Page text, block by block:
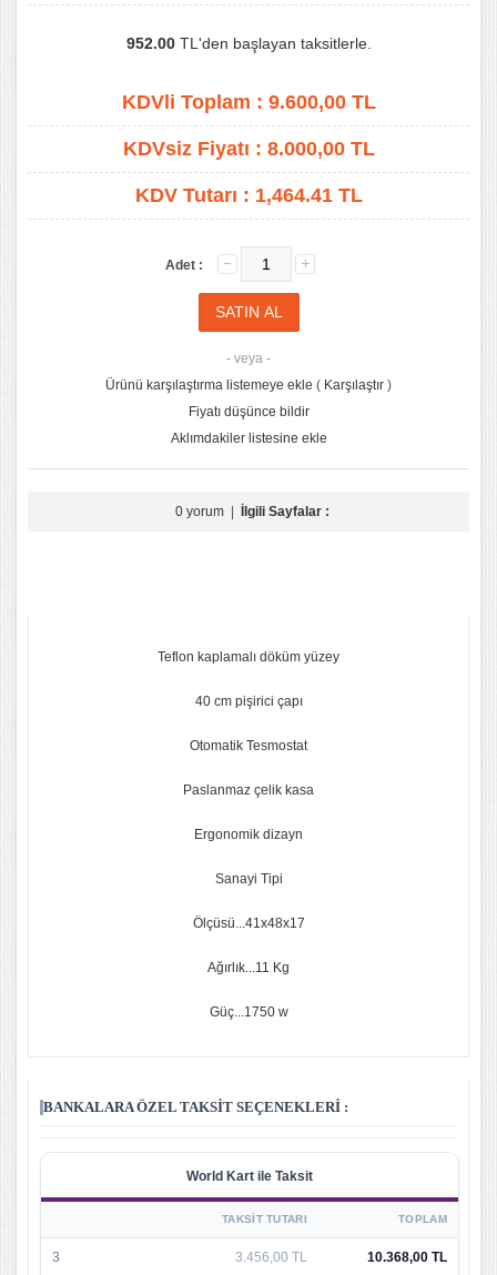
952.00TL'den başlayan taksitlerle.
KDVli Toplam : 9.600,00TL
KDVsiz Fiyatı : 8.000,00TL
KDV Tutarı : 1,464.41 TL
Adet :
- veya -
Ürünü karşılaştırma listemeye ekle ( Karşılaştır )
Fiyatı düşünce bildir
Aklımdakiler listesine ekle
0 yorum| İlgili Sayfalar :
Teflon kaplamalı döküm yüzey
40 cm pişirici çapı
Otomatik Tesmostat
Paslanmaz çelik kasa
Ergonomik dizayn
Sanayi Tipi
Ölçüsü...41x48x17
Ağırlık...11 Kg
Güç...1750 w
BANKALARA ÖZEL TAKSIT SEÇENEKLERI :
World Kart ile Taksit
TAKSIT TUTARI TOPLAM
3 3.456,00 TL 10.368,00 TL